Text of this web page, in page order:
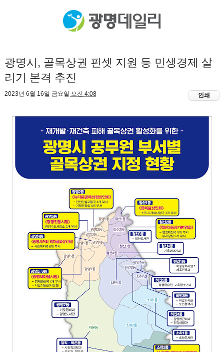
광명시, 골목상권 핀셋 지원 등 민생경제 살
리기 본격 추진
2023년 6월 16일 금요일 오전 4:08 인쇄